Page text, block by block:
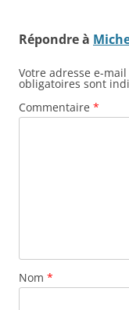
Répondre à
Votre adresse e-
obligatoires sont
Commentaire *
Nom *